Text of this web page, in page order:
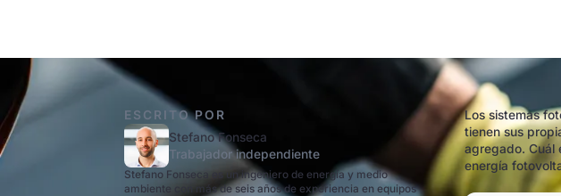
ESCRITO POR
Stefano Fonseca
Trabajador independiente
Stefano Fonseca es un ingeniero de energía y medio
ambiente con más de seis años de experiencia en equipos
Los sistemas
tienen sus
agregado. Cuál
energía